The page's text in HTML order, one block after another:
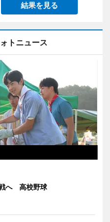
結果を見る
トニュース
へ 高校野球